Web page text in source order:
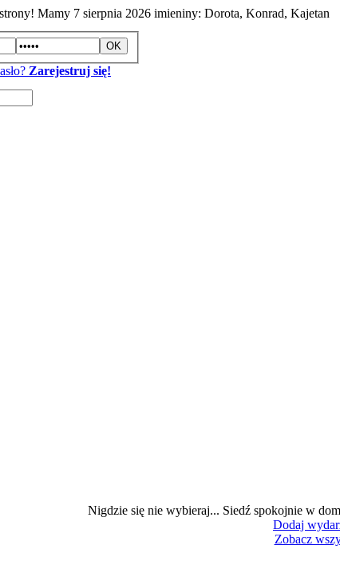
Mamy 7 sierpnia 2026 imieniny: Dorota, Konrad, Kajetan
Zarejestruj się!
Nigdzie się nie wybieraj... Siedź spokojnie w
Dodaj
Zobacz